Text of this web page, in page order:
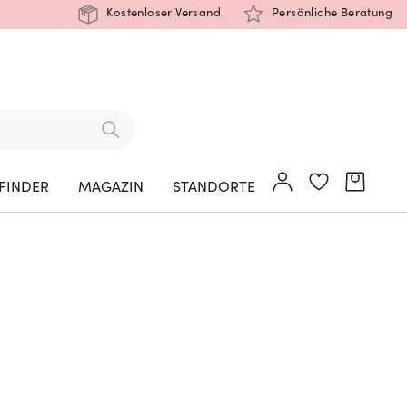
Kostenloser Versand Persönliche Beratung
MAGAZIN STANDORTE